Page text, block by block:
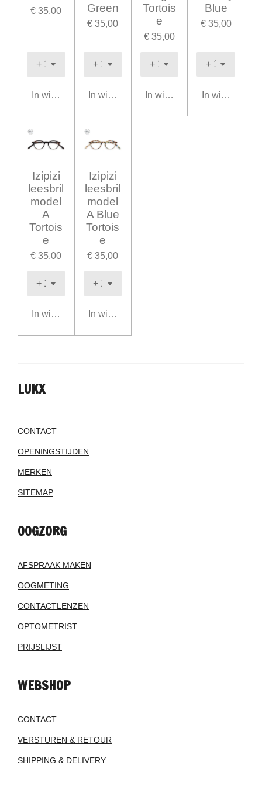
€ 35,00
In winkelwagen
Green
€ 35,00
In winkelwagen
Tortois
e
€ 35,00
In winkelwagen
Blue
€ 35,00
In
Izipizi
leesbril
model
A
Tortois
e
€ 35,00
In winkelwagen
Izipizi
leesbril
model
A Blue
Tortois
e
€ 35,00
In winkelwagen
LUKX
CONTACT
OPENINGSTIJDEN
MERKEN
SITEMAP
OOGZORG
AFSPRAAK MAKEN
OOGMETING
CONTACTLENZEN
OPTOMETRIST
PRIJSLIJST
WEBSHOP
CONTACT
VERSTUREN & RETOUR
SHIPPING & DELIVERY